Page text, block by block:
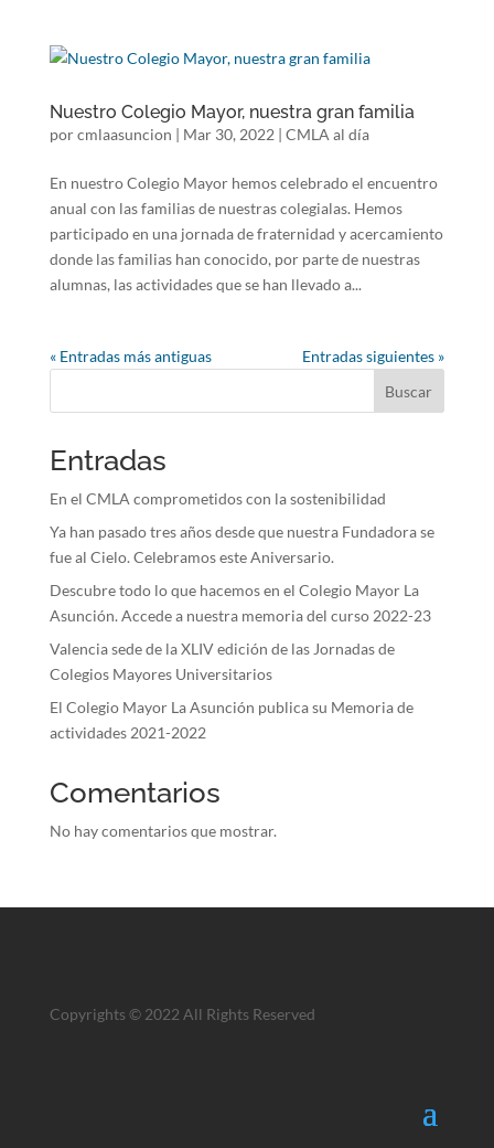
Nuestro Colegio Mayor, nuestra gran familia
porcmlaasuncion Mar 30, 2022| CMLA al día
En nuestro Colegio Mayor hemos celebrado el encuentro
anual con las familias de nuestras colegialas. Hemos
participado en una jornada de fraternidad y acercamiento
donde las familias han conocido, por parte de nuestras
alumnas, las actividades que se han llevado a...
« Entradas más antiguas
Entradas siguientes »
Buscar
Entradas
En el CMLA comprometidos con la sostenibilidad
Ya han pasado tres años desde que nuestra Fundadora se
fue al Cielo. Celebramos este Aniversario.
Descubre todo lo que hacemos en el Colegio Mayor La
Asunción. Accede a nuestra memoria del curso 2022-23
Valencia sede de la XLIV edición de las Jornadas de
Colegios Mayores Universitarios
El Colegio Mayor La Asunción publica su Memoria de
actividades 2021-2022
Comentarios
No hay comentarios que mostrar.
Copyrights © 2022 All Rights Reserved